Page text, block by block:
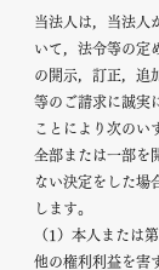
当法人は，当法人
いて，法令等の定
の開示，訂正，追
等のご請求に誠実
ことにより次のい
全部または一部を
ない決定をした場
します。
（1）本人または
他の権利利益を害